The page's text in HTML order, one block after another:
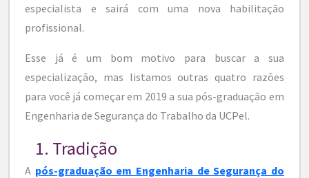
especialista e sairá com uma nova habilitação
profissional.
Esse já é um bom motivo para buscar a sua
especialização, mas listamos outras quatro razões
para você já começar em 2019 a sua pós-graduação em
Engenharia de Segurança do Trabalho da UCPel.
1. Tradição
A pós-graduação em Engenharia de Segurança do